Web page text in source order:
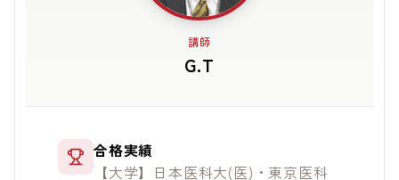
講師
G.T
合格実績
【大学】日本医科大(医)・東京医科